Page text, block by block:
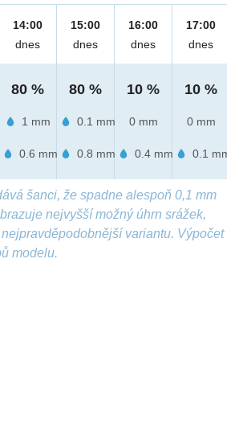
14:00
dnes
80 %
1 mm
0.6 mm
15:00
dnes
80 %
0.1 mm
0.8 mm
16:00
dnes
10 %
0 mm
0.4 mm
17:00
dnes
10 %
0 mm
0.1 mm
šanci, že spadne alespoň 0,1 mm
nejvyšší možný úhrn srážek,
variantu. Výpočet
modelu.